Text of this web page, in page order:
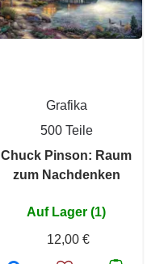
Grafika
500 Teile
Chuck Pinson: Raum
zum Nachdenken
Auf Lager (1)
12,00 €